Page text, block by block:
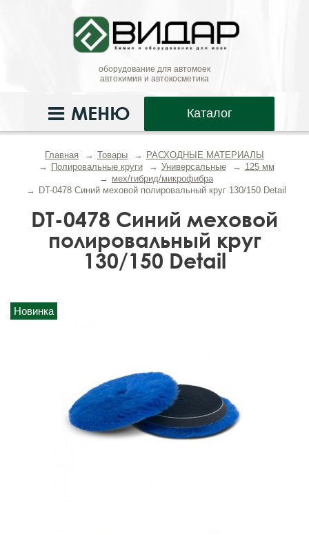
оборудование для автомоек
автохимия и автокосметика
Каталог
МЕНЮ
Главная Товары
РАСХОДНЫЕ МАТЕРИАЛЫ
Полировальные круги
Универсальные
125 мм
мех/гибрид/микрофибра
DT-0478 Синий меховой полировальный круг 130/150 Detail
DT-0478 Синий меховой
полировальный круг
130/150 Detail
Новинка